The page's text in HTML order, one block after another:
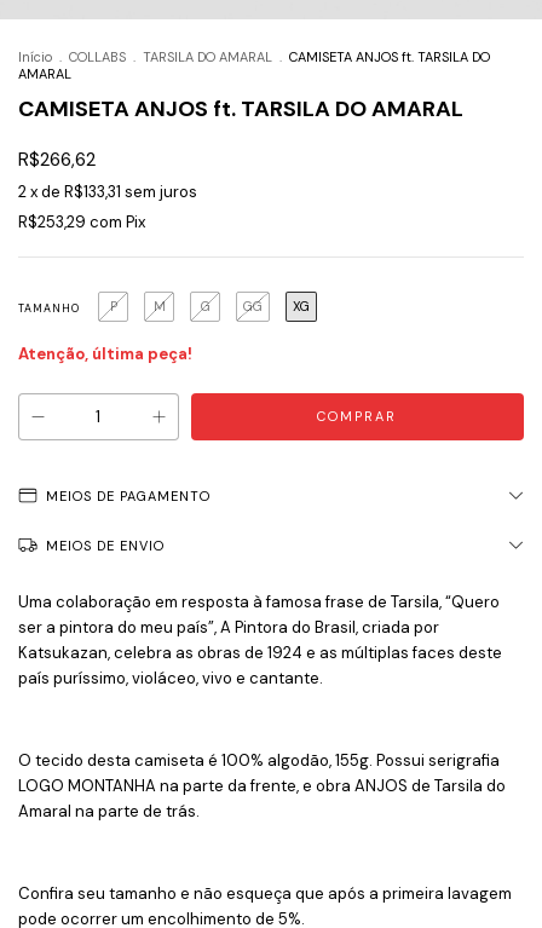
Início . COLLABS . TARSILA DO AMARAL . CAMISETA ANJOS ft. TARSILA DO
AMARAL
CAMISETA ANJOS ft. TARSILA DO AMARAL
R$266,62
2x de R$133,31 sem juros
R$253,29 com Pix
TAMANHO P M G GG XG
Atenção, última peça!
MEIOS DE PAGAMENTO
MEIOS DE ENVIO
Uma colaboração em resposta à famosa frase de Tarsila, “Quero
ser a pintora do meu país”, A Pintora do Brasil, criada por
Katsukazan, celebra as obras de 1924 e as múltiplas faces deste
país puríssimo, violáceo, vivo e cantante.
O tecido desta camiseta é 100% algodão, 155g. Possui serigrafia
LOGO MONTANHA na parte da frente, e obra ANJOS de Tarsila do
Amaral na parte de trás.
Confira seu tamanho e não esqueça que após a primeira lavagem
pode ocorrer um encolhimento de 5%.